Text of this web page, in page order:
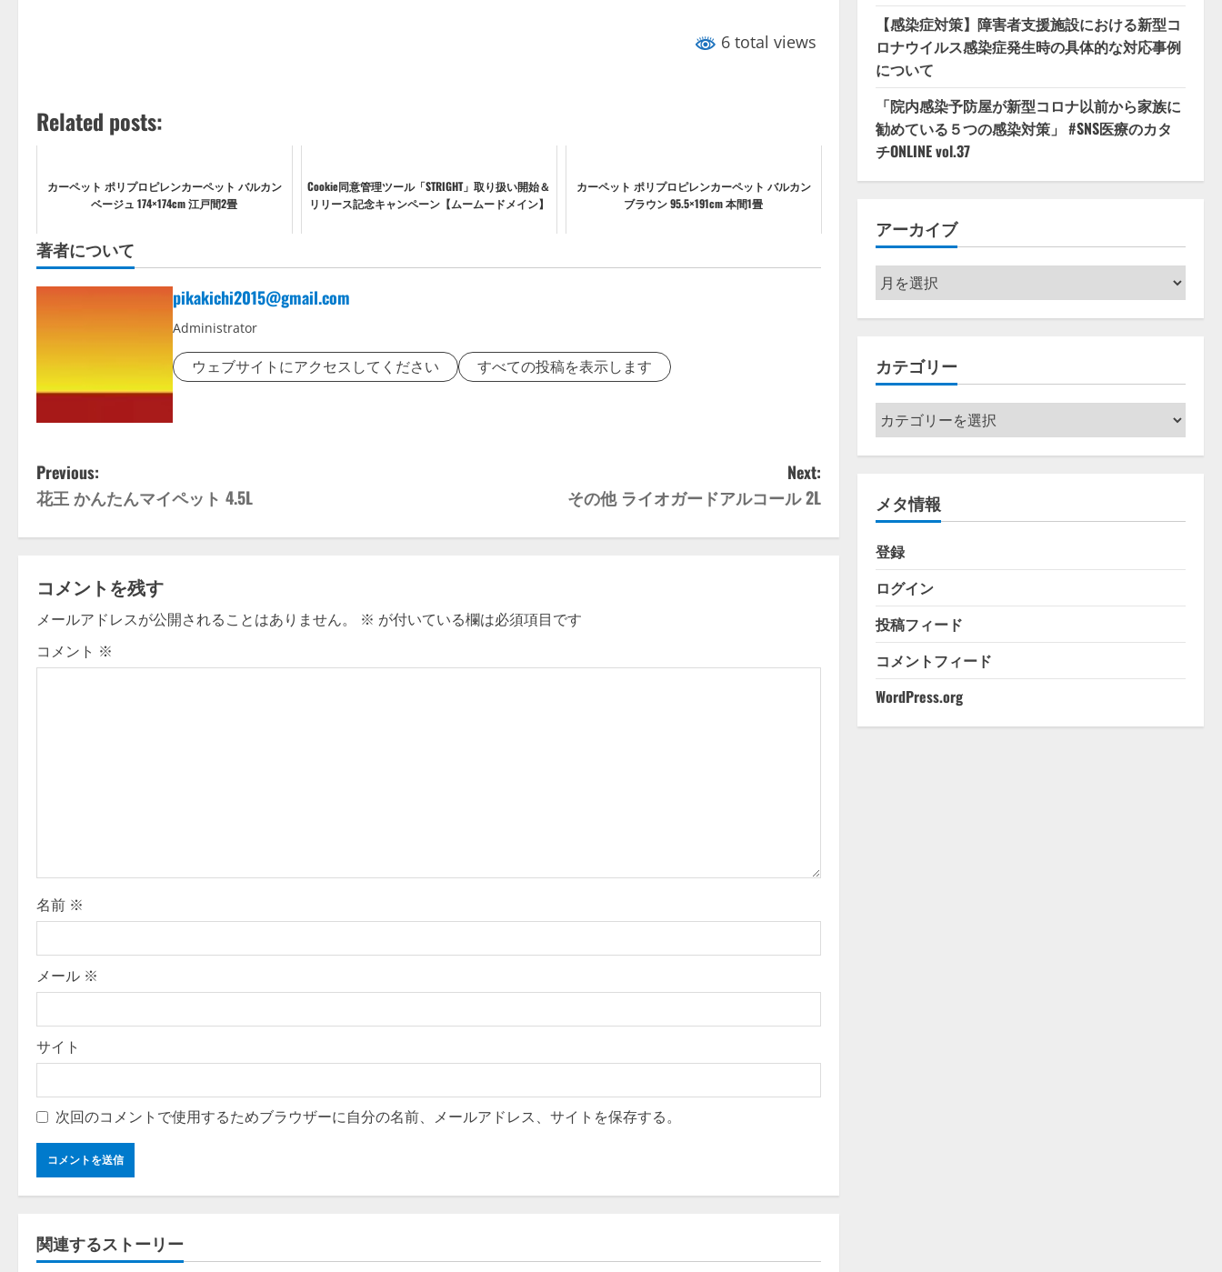
6 total views
Related posts:
カーペット ポリプロピレンカーペット バルカン
ベージュ 174×174cm 江戸間2畳
Cookie同意管理ツール「STRIGHT」取り扱い開始＆
リリース記念キャンペーン【ムームードメイン】
カーペット ポリプロピレンカーペット バルカン
ブラウン 95.5×191cm 本間1畳
著者について
pikakichi2015@gmail.com
Administrator
ウェブサイトにアクセスしてください すべての投稿を表示します
P
o
s
t
n
a
i
o
n
Previous:
花王 かんたんマイペット 4.5L
Next:
その他 ライオガードアルコール 2L
コメントを残す
メールアドレスが公開されることはありません。 ※ が付いている欄は必須項目です
コメント ※
名前 ※
メール ※
サイト
次回のコメントで使用するためブラウザーに自分の名前、メールアドレス、サイトを保存する。
関連するストーリー
【感染症対策】障害者支援施設における新型コ
ロナウイルス感染症発生時の具体的な対応事例
について
「院内感染予防屋が新型コロナ以前から家族に
勧めている５つの感染対策」 #SNS医療のカタ
チONLINE vol.37
アーカイブ
ア
ー
カ
ブ
カテゴリー
カ
テ
ゴ
ー
メタ情報
登録
ログイン
投稿フィード
コメントフィード
WordPress.org